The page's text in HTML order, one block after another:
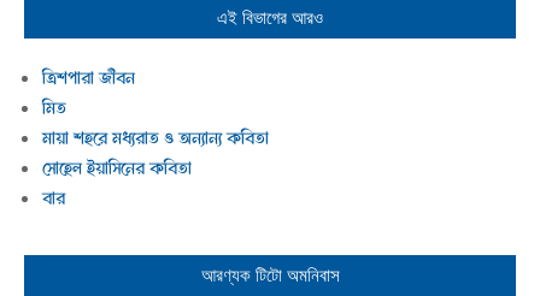
এই বিভাগের আরও
ত্রিশপারা জীবন
মিত
মায়া শহরে মধ্যরাত ও অন্যান্য কবিতা
সোহেল ইয়াসিনের কবিতা
বার
আরণ্যক টিটোঅমনিবাস